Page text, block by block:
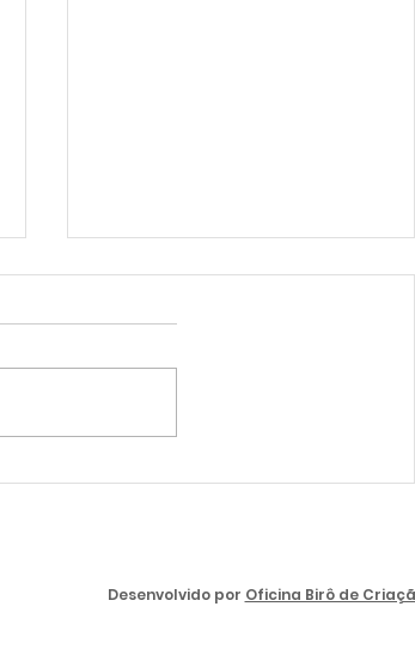
Desenvolvido por Oficina Birô de